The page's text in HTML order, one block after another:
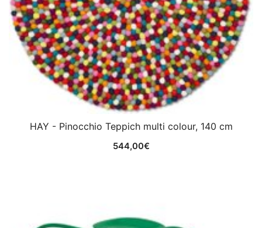
HAY - Pinocchio Teppich multi colour, 140 cm
544,00€